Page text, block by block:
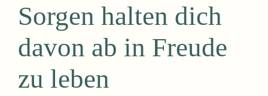
Sorgen halten dich
davon ab in Freude
zu leben